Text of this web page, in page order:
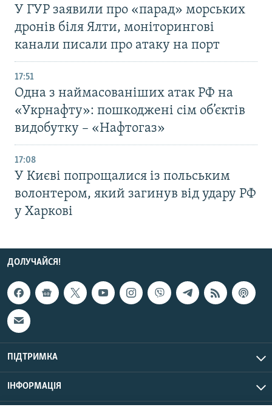
У ГУР заявили про «парад» морських
дронів біля Ялти, моніторингові
канали писали про атаку на порт
17:51
Одна з наймасованіших атак РФ на
«Укрнафту»: пошкоджені сім об’єктів
видобутку – «Нафтогаз»
17:08
У Києві попрощалися із польським
волонтером, який загинув від удару РФ
у Харкові
ДОЛУЧАЙСЯ!
ПІДТРИМКА
ІНФОРМАЦІЯ